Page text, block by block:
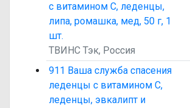
с витамином C, леденцы,
липа, ромашка, мед, 50 г, 1
шт.
ТВИНС Тэк, Россия
911 Ваша служба спасения
леденцы с витамином C,
леденцы, эвкалипт и